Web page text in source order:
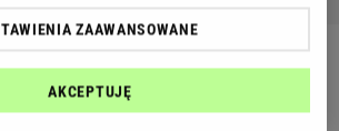
schodzi z boiska i zastępuje go Mihajlo
ZAAWANSOWANE
AKCEPTUJĘ